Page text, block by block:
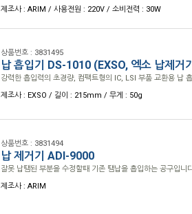
제조사 : ARIM / 사용전원 : 220V / 소비전력 : 30W
상품번호 : 3831495
납 흡입기 DS-1010 (EXSO, 엑소 납제거
강력한 흡입력의 초경량, 컴팩트형의 IC, LSI 부품 교환용 납
제조사 : EXSO / 길이 : 215mm / 무게 : 50g
상품번호 : 3831494
납 제거기 ADI-9000
잘못 납땜된 부분을 수정할때 기존 땜납을 흡입하는 공구입니
제조사 : ARIM